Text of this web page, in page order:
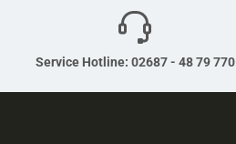
Service Hotline: 02687 - 48 79 770